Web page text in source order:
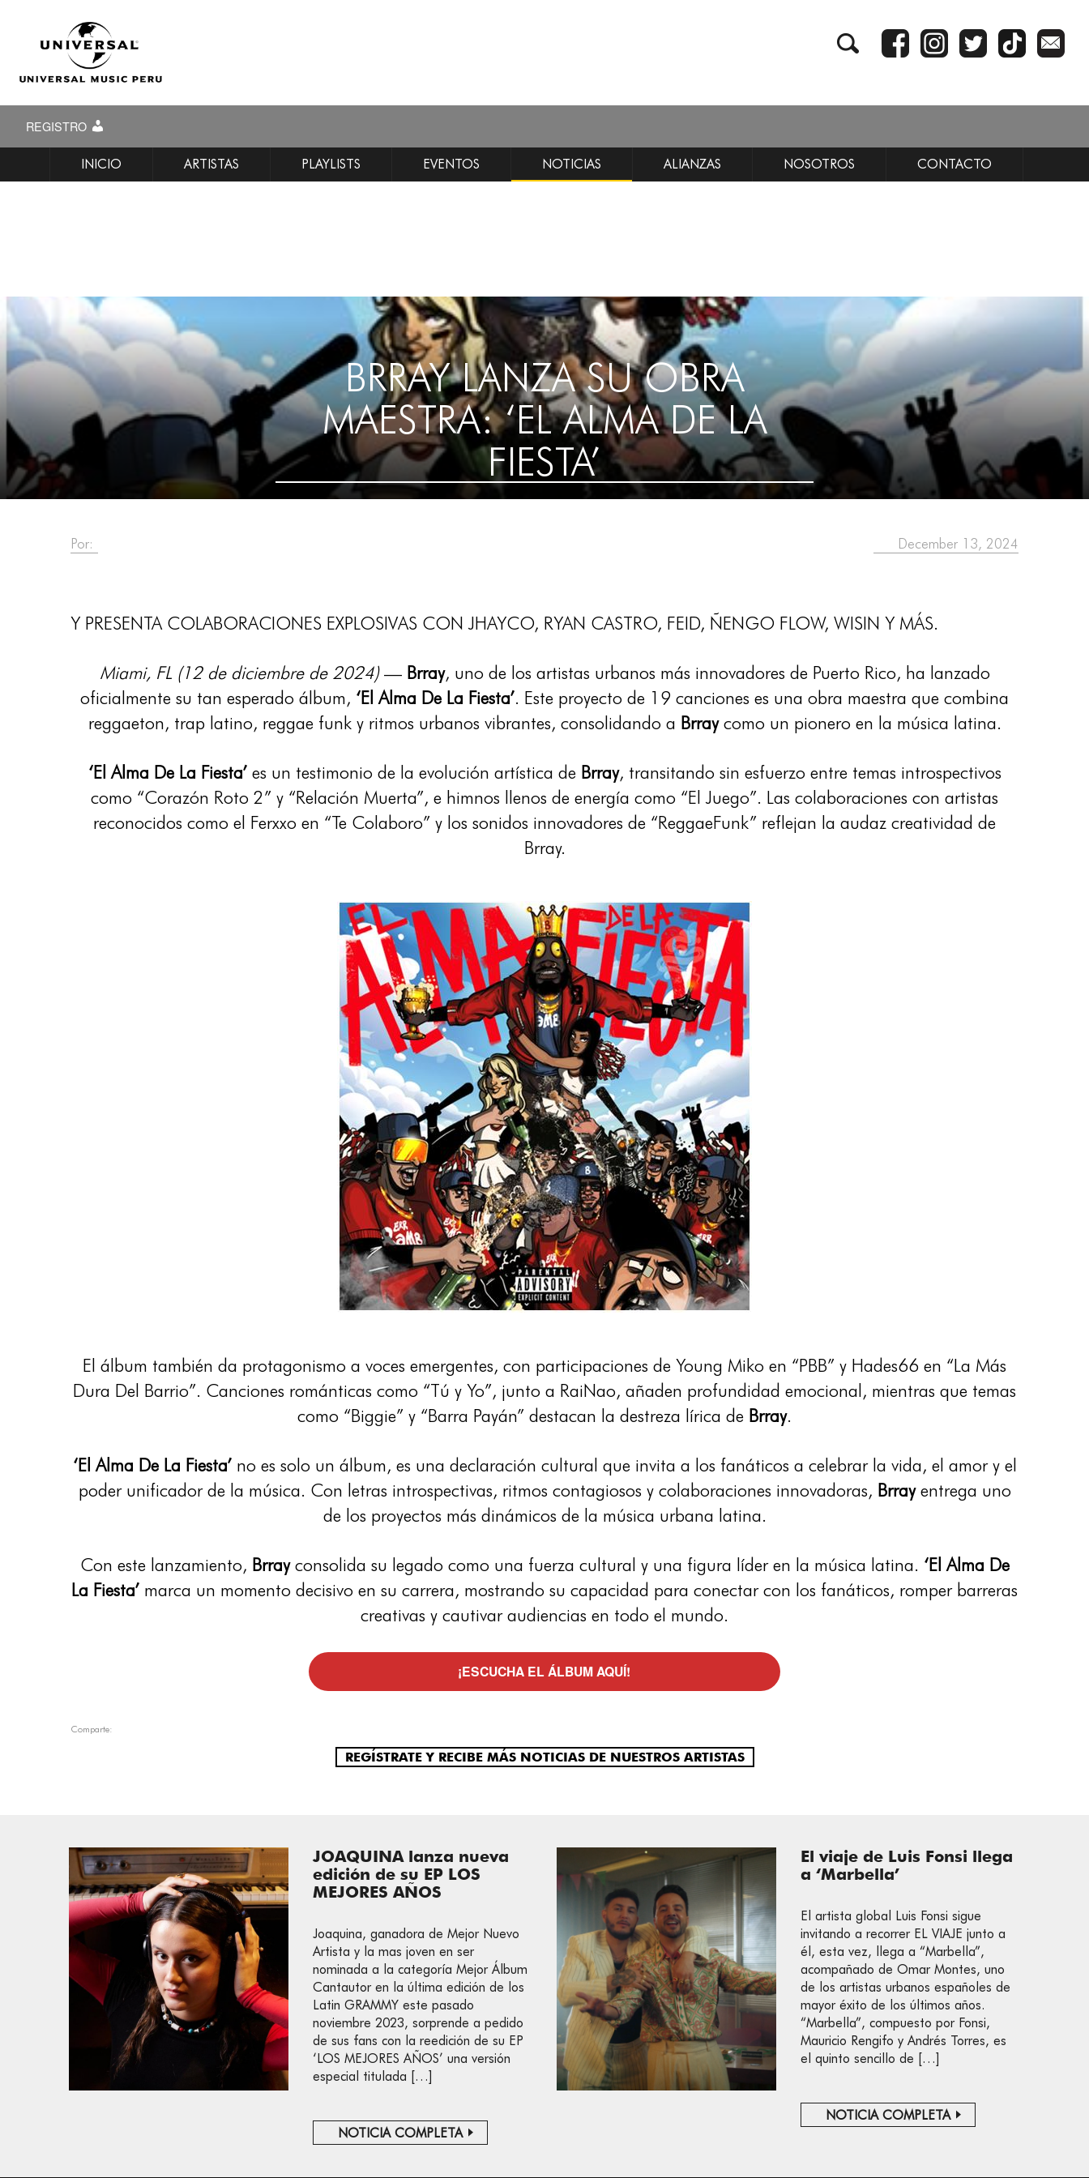
REGISTRO
INICIO ARTISTAS PLAYLISTS EVENTOS NOTICIAS ALIANZAS NOSOTROS CONTACTO
BRRAY LANZA SU OBRA
MAESTRA: ‘EL ALMA DE LA
FIESTA’
Por: December 13, 2024
Y PRESENTA COLABORACIONES EXPLOSIVAS CON JHAYCO, RYAN CASTRO, FEID, ÑENGO FLOW, WISIN Y MÁS.
Miami, FL (12 de diciembre de 2024)— Brray, uno de los artistas urbanos más innovadores de Puerto Rico, ha lanzado
oficialmente su tan esperado álbum, ‘El Alma De La Fiesta’. Este proyecto de 19 canciones es una obra maestra que combina
reggaeton, trap latino, reggae funk y ritmos urbanos vibrantes, consolidando a Brraycomo un pionero en la música latina.
‘El Alma De La Fiesta’ es un testimonio de la evolución artística de Brray, transitando sin esfuerzo entre temas introspectivos
como “Corazón Roto 2” y “Relación Muerta”, e himnos llenos de energía como “El Juego”. Las colaboraciones con artistas
reconocidos como el Ferxxo en “Te Colaboro” y los sonidos innovadores de “ReggaeFunk” reflejan la audaz creatividad de
Brray.
El álbum también da protagonismo a voces emergentes, con participaciones de Young Miko en “PBB” y Hades66 en “La Más
Dura Del Barrio”. Canciones románticas como “Tú y Yo”, junto a RaiNao, añaden profundidad emocional, mientras que temas
como “Biggie” y “Barra Payán” destacan la destreza lírica de Brray.
‘El Alma De La Fiesta’ no es solo un álbum, es una declaración cultural que invita a los fanáticos a celebrar la vida, el amor y el
poder unificador de la música. Con letras introspectivas, ritmos contagiosos y colaboraciones innovadoras, Brrayentrega uno
de los proyectos más dinámicos de la música urbana latina.
Con este lanzamiento, Brrayconsolida su legado como una fuerza cultural y una figura líder en la música latina. ‘El Alma De
La Fiesta’ marca un momento decisivo en su carrera, mostrando su capacidad para conectar con los fanáticos, romper barreras
creativas y cautivar audiencias en todo el mundo.
¡ESCUCHA EL ÁLBUM AQUÍ!
Comparte:
REGÍSTRATE Y RECIBE MÁS NOTICIAS DE NUESTROS ARTISTAS
JOAQUINA lanza nueva
edición de su EP LOS
MEJORES AÑOS
Joaquina, ganadora de Mejor Nuevo
Artista y la mas joven en ser
nominada a la categoría Mejor Álbum
Cantautor en la última edición de los
Latin GRAMMY este pasado
noviembre 2023, sorprende a pedido
de sus fans con la reedición de su EP
‘LOS MEJORES AÑOS’ una versión
especial titulada […]
NOTICIA COMPLETA
El viaje de Luis Fonsi llega
a ‘Marbella’
El artista global Luis Fonsi sigue
invitando a recorrer EL VIAJE junto a
él, esta vez, llega a “Marbella”,
acompañado de Omar Montes, uno
de los artistas urbanos españoles de
mayor éxito de los últimos años.
“Marbella”, compuesto por Fonsi,
Mauricio Rengifo y Andrés Torres, es
el quinto sencillo de […]
NOTICIA COMPLETA